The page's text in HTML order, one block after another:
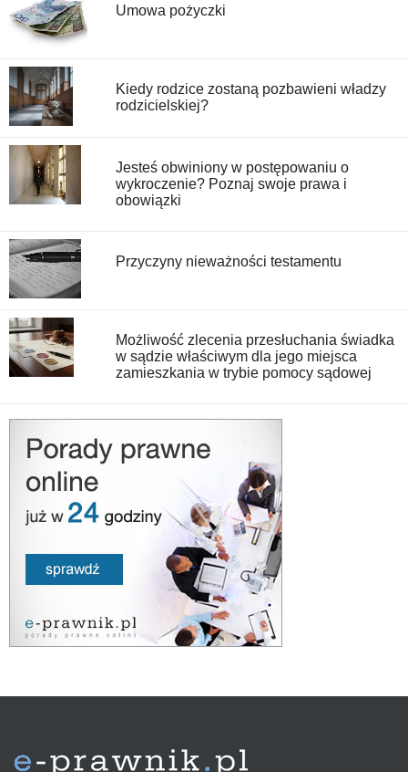
Umowa pożyczki
Kiedy rodzice zostaną pozbawieni władzy
rodzicielskiej?
Jesteś obwiniony w postępowaniu o
wykroczenie? Poznaj swoje prawa i
obowiązki
Przyczyny nieważności testamentu
Możliwość zlecenia przesłuchania świadka
w sądzie właściwym dla jego miejsca
zamieszkania w trybie pomocy sądowej